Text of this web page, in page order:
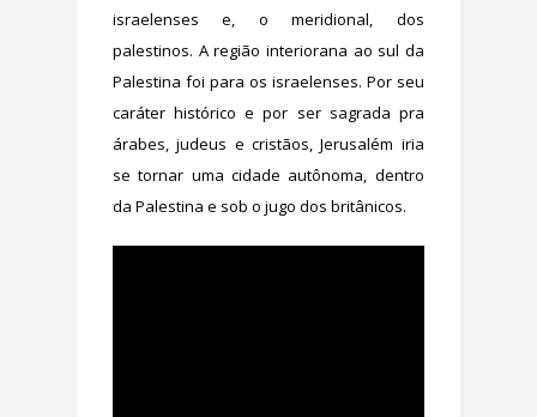
israelenses e, o meridional, dos
palestinos. A região interiorana ao sul da
Palestina foi para os israelenses. Por seu
caráter histórico e por ser sagrada pra
árabes, judeus e cristãos, Jerusalém iria
se tornar uma cidade autônoma, dentro
da Palestina e sob o jugo dos britânicos.